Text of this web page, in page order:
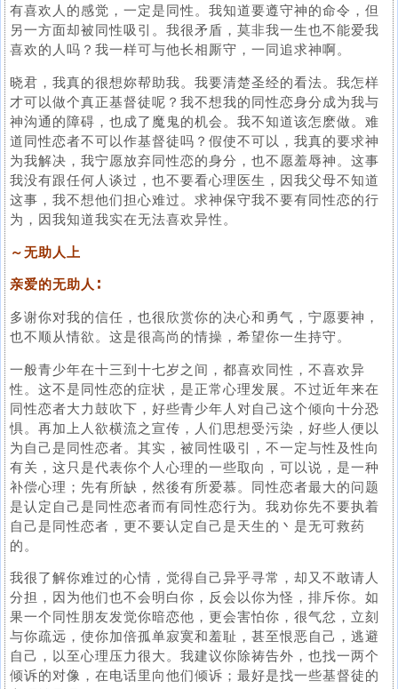
有喜欢人的感觉，一定是同性。我知道要遵守神的命令，但
另一方面却被同性吸引。我很矛盾，莫非我一生也不能爱我
喜欢的人吗？我一样可与他长相厮守，一同追求神啊。
晓君，我真的很想妳帮助我。我要清楚圣经的看法。我怎样
才可以做个真正基督徒呢？我不想我的同性恋身分成为我与
神沟通的障碍，也成了魔鬼的机会。我不知道该怎麽做。难
道同性恋者不可以作基督徒吗？假使不可以，我真的要求神
为我解决，我宁愿放弃同性恋的身分，也不愿羞辱神。这事
我没有跟任何人谈过，也不要看心理医生，因我父母不知道
这事，我不想他们担心难过。求神保守我不要有同性恋的行
为，因我知道我实在无法喜欢异性。
～无助人上
亲爱的无助人∶
多谢你对我的信任，也很欣赏你的决心和勇气，宁愿要神，
也不顺从情欲。这是很高尚的情操，希望你一生持守。
一般青少年在十三到十七岁之间，都喜欢同性，不喜欢异
性。这不是同性恋的症状，是正常心理发展。不过近年来在
同性恋者大力鼓吹下，好些青少年人对自己这个倾向十分恐
惧。再加上人欲横流之宣传，人们思想受污染，好些人便以
为自己是同性恋者。其实，被同性吸引，不一定与性及性向
有关，这只是代表你个人心理的一些取向，可以说，是一种
补偿心理；先有所缺，然後有所爱慕。同性恋者最大的问题
是认定自己是同性恋者而有同性恋行为。我劝你先不要执着
自己是同性恋者，更不要认定自己是天生的丶是无可救药
的。
我很了解你难过的心情，觉得自己异乎寻常，却又不敢请人
分担，因为他们也不会明白你，反会以你为怪，排斥你。如
果一个同性朋友发觉你暗恋他，更会害怕你，很气忿，立刻
与你疏远，使你加倍孤单寂寞和羞耻，甚至恨恶自己，逃避
自己，以至心理压力很大。我建议你除祷告外，也找一两个
倾诉的对像，在电话里向他们倾诉；最好是找一些基督徒的